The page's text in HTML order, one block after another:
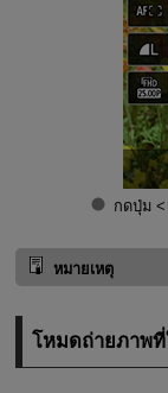
กดปุ่ม
หมายเหตุ
โหมดถ่ายภาพ